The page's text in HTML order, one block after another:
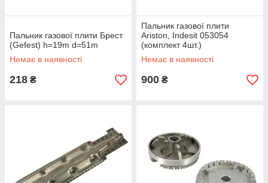
Пальник газової плити Брест
(Gefest) h=19m d=51m
Немає в наявності
218 ₴
Пальник газової плити
Ariston, Indesit 053054
(комплект 4шт.)
Немає в наявності
900 ₴